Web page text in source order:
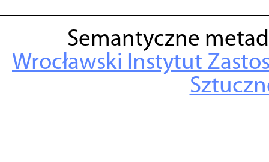
Semantyczne
Wrocławski Instytut